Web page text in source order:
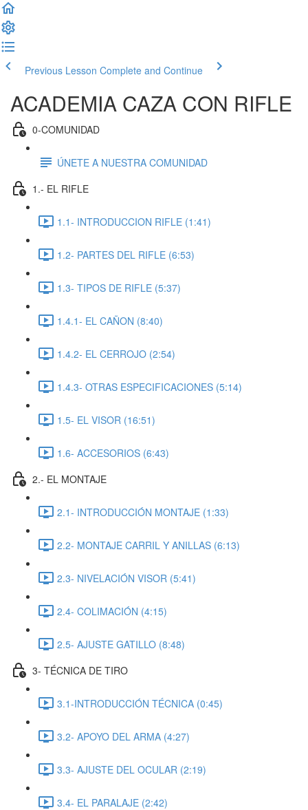
Previous Lesson Complete and Continue
ACADEMIA CAZA CON RIFLE
0-COMUNIDAD
ÚNETE A NUESTRA COMUNIDAD
1.- EL RIFLE
1.1- INTRODUCCION RIFLE (1:41)
1.2- PARTES DEL RIFLE (6:53)
1.3- TIPOS DE RIFLE (5:37)
1.4.1- EL CAÑON (8:40)
1.4.2- EL CERROJO (2:54)
1.4.3- OTRAS ESPECIFICACIONES (5:14)
1.5- EL VISOR (16:51)
1.6- ACCESORIOS (6:43)
2.- EL MONTAJE
2.1- INTRODUCCIÓN MONTAJE (1:33)
2.2- MONTAJE CARRIL Y ANILLAS (6:13)
2.3- NIVELACIÓN VISOR (5:41)
2.4- COLIMACIÓN (4:15)
2.5- AJUSTE GATILLO (8:48)
3- TÉCNICA DE TIRO
3.1-INTRODUCCIÓN TÉCNICA (0:45)
3.2- APOYO DEL ARMA (4:27)
3.3- AJUSTE DEL OCULAR (2:19)
3.4- EL PARALAJE (2:42)